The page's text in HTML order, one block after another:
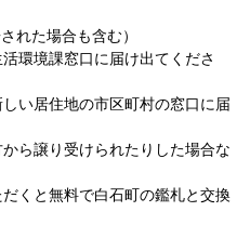
れた場合も含む）
環境課窓口に届け出てくださ
い居住地の市区町村の窓口に届
ら譲り受けられたりした場合な
くと無料で白石町の鑑札と交換